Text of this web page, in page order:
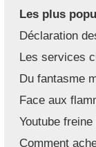
Les plus
Déclaration
Les services
Du fantasme
Face aux
Youtube
Comment